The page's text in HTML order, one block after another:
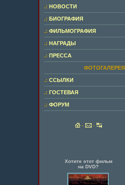
.: НОВОСТИ
.: БИОГРАФИЯ
.: ФИЛЬМОГРАФИЯ
.: НАГРАДЫ
.: ПРЕССА
ФОТОГАЛЕРЕЯ
.: ССЫЛКИ
.: ГОСТЕВАЯ
.: ФОРУМ
· ·
Хотите этот фильм
на DVD?